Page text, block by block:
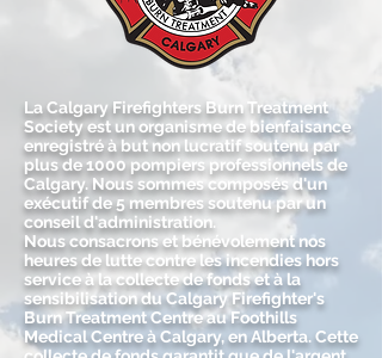
La Calgary Firefighters Burn Treatment
Society est un organisme de bienfaisance
enregistré à but non lucratif soutenu par
plus de 1000 pompiers professionnels de
Calgary. Nous sommes composés d'un
exécutif de 5 membres soutenu par un
conseil d'administration.
Nous consacrons et bénévolement nos
heures de lutte contre les incendies hors
service à la collecte de fonds et à la
sensibilisation du Calgary Firefighter's
Burn Treatment Centre au Foothills
Medical Centre à Calgary, en Alberta. Cette